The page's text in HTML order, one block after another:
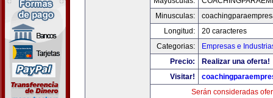
Minusculas:
Longitud:
20 caracteres
Categorias:
Empresas e
Precio:
Realizar una oferta!
Visitar!
Serán consideradas